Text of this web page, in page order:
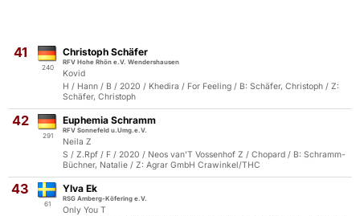
41
240
Christoph Schäfer
RFV Hohe Rhön e.V. Wendershausen
Kovid
H / Hann / B / 2020 / Khedira / For Feeling / B: Schäfer, Christoph / Z:
Schäfer, Christoph
42
291
Euphemia Schramm
RFV Sonnefeld u.Umg.e.V.
Neila Z
S / Z.Rpf / F / 2020 / Neos van'T Vossenhof Z / Chopard / B: Schramm-
Büchner, Natalie / Z: Agrar GmbH Crawinkel/THC
43
61
Ylva Ek
RSG Amberg-Köfering e.V.
Only You T